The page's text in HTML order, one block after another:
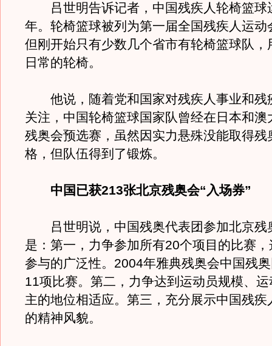
吕世明告诉记者，中国残疾人轮椅篮球
年。轮椅篮球被列为第一届全国残疾人运动
但刚开始只有少数几个省市有轮椅篮球队，
日常的轮椅。
他说，随着党和国家对残疾人事业和残
关注，中国轮椅篮球国家队曾经在日本和澳
残奥会预选赛，虽然因实力悬殊没能取得残
格，但队伍得到了锻炼。
中国已获213张北京残奥会“入场券”
吕世明说，中国残奥代表团参加北京残
是：第一，力争参加所有20个项目的比赛
参与的广泛性。2004年雅典残奥会中国残
11项比赛。第二，力争达到运动员规模、
主的地位相适应。第三，充分展示中国残疾
的精神风貌。